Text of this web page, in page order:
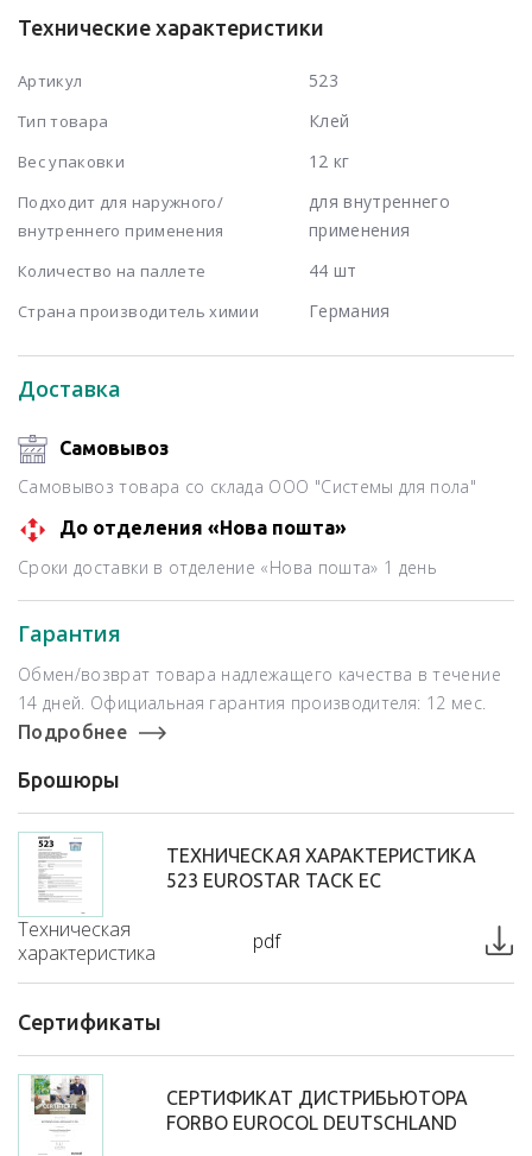
Доставка
Самовывоз
Самовывоз товара со склада ООО "Системы для пола"
До отделения «Нова пошта»
Сроки доставки в отделение «Нова пошта» 1 день
Гарантия
Обмен/возврат товара надлежащего качества в течение
14 дней. Официальная гарантия производителя: 12 мес.
Подробнее
Технические характеристики
Артикул 523
Тип товара Клей
Вес упаковки 12 кг
Подходит для наружного/
внутреннего применения
для внутреннего
применения
Количество на паллете 44 шт
Страна производитель химии Германия
Брошюры
ТЕХНИЧЕСКАЯ ХАРАКТЕРИСТИКА
523 EUROSTAR TACK EC
Техническая
характеристика
pdf
Сертификаты
СЕРТИФИКАТ ДИСТРИБЬЮТОРА
FORBO EUROCOL DEUTSCHLAND